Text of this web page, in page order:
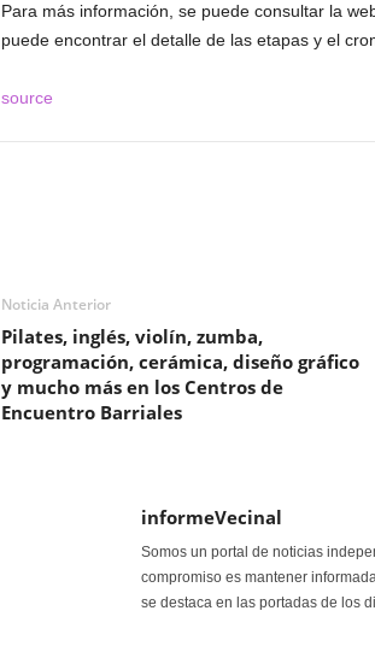
Para más información, se puede consultar la
puede encontrar el detalle de las etapas y el
source
Noticia Anterior
Pilates, inglés, violín, zumba,
programación, cerámica, diseño gráfico
y mucho más en los Centros de
Encuentro Barriales
informeVecinal
Somos un portal de noticias
compromiso es mantener
se destaca en las portadas de los